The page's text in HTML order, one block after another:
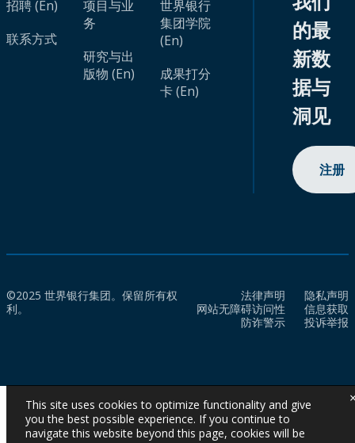
招聘 (En)
联系方式
项目与业
务
研究与出
版物 (En)
世界银行
集团学院
(En)
成果打分
卡 (En)
的最
新数
据与
洞见
注册
©2025 世界银行集团。保留所有权
利。
法律声明
隐私声明
网站无障碍访问性
信息获取
防诈警示
投诉举报
This site uses cookies to optimize functionality and give
you the best possible experience. If you continue to
navigate this website beyond this page, cookies will be